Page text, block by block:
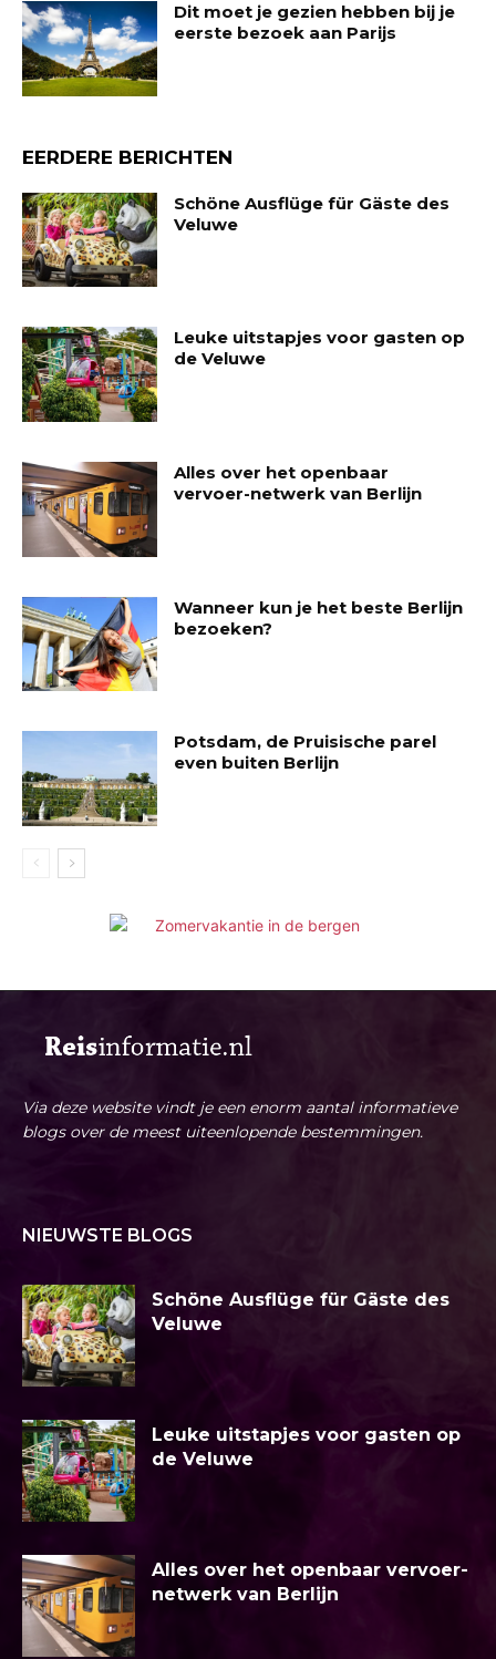
Dit moet je gezien hebben bij je
eerste bezoek aan Parijs
EERDERE BERICHTEN
Schöne Ausflüge für Gäste des
Veluwe
Leuke uitstapjes voor gasten op
de Veluwe
Alles over het openbaar
vervoer-netwerk van Berlijn
Wanneer kun je het beste Berlijn
bezoeken?
Potsdam, de Pruisische parel
even buiten Berlijn
Via deze website vindt je een enorm aantal informatieve
blogs over de meest uiteenlopende bestemmingen.
NIEUWSTE BLOGS
Schöne Ausflüge für Gäste des
Veluwe
Leuke uitstapjes voor gasten op
de Veluwe
Alles over het openbaar vervoer-
netwerk van Berlijn